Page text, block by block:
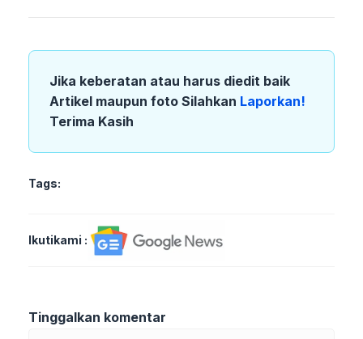
Jika keberatan atau harus diedit baik
Artikel maupun foto Silahkan Laporkan!
Terima Kasih
Tags:
Ikutikami :
Tinggalkan komentar